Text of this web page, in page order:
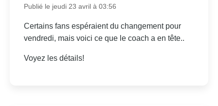
Publié le jeudi 23 avril à 03:56
Certains fans espéraient du changement pour
vendredi, mais voici ce que le coach a en tête..
Voyez les détails!